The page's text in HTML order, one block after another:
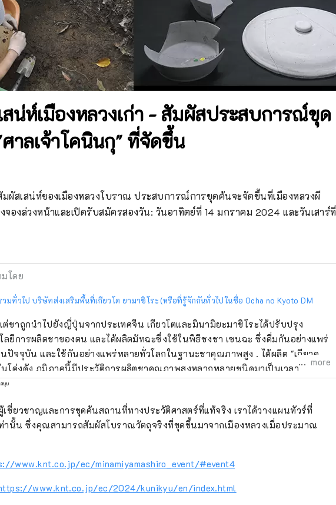
น่ห์เมืองหลวงเก่า - สัมผัสประสบการณ์ขุด
าลเจ้าโคนินกุ" ที่จัดขึ้น
มผัสเสน่ห์ของเมืองหลวงโบราณ ประสบการณ์การขุดค้นจะจัดขึ้นที่เมืองหลวงผี
จองล่วงหน้าและเปิดรับสมัครสองวัน: วันอาทิตย์ที่ 14 มกราคม 2024 และวันเสาร์ที่
โดย
มทั่วไป บริษัทส่งเสริมพื้นที่เกียวโต ยามาชิโระ (หรือที่รู้จักกันทั่วไปในชื่อ Ocha no Kyoto DM
ชาถูกนำไปยังญี่ปุ่นจากประเทศจีน เกียวโตและมินามิยะมาชิโระได้ปรับปรุง
ลยีการผลิตชาของตน และได้ผลิตมัทฉะซึ่งใช้ในพิธีชงชา เซนฉะ ซึ่งดื่มกันอย่างแพร่
ปัจจุบัน และใช้กันอย่างแพร่หลายทั่วโลกในฐานะชาคุณภาพสูง . ได้ผลิต "เกียวคุ
นโด่งดัง ภูมิภาคนี้มีประวัติการผลิตชาคุณภาพสูงหลากหลายชนิดมาเป็นเวลา
ณ 800 ปี ซึ่งเป็นผู้นำการพัฒนาวัฒนธรรมการดื่มชาของญี่ปุ่น รวมถึงพิธีชงชา ซึ่ง
ยวที่ตัวอย่างที่เป็นตัวแทน เช่น ไร่ชาที่มีเอกลักษณ์และสวยงาม ผู้ค้าส่งชา และ
ชา ฯลฯ ซึ่งสืบทอดมาจนถึงปัจจุบันพร้อมทั้งรักษาทิวทัศน์ของการพัฒนาแต่ละขั้น
more
นุน
เชี่ยวชาญและการขุดค้นสถานที่ทางประวัติศาสตร์ที่แท้จริง เราได้วางแผนทัวร์ที่
านั้น ซึ่งคุณสามารถสัมผัสโบราณวัตถุจริงที่ขุดขึ้นมาจากเมืองหลวงเมื่อประมาณ
www.knt.co.jp/ec/minamiyamashiro_event/#event4
www.knt.co.jp/ec/2024/kunikyu/en/index.html